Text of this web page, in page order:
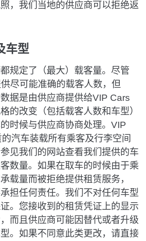
，我们当地的供应商可以拒绝返
车型
规定了（最大）载客量。尽管
尽可能准确的载客人数，但
据是由供应商提供给VIP Cars
的改变（包括载客人数和车型）
时候与供应商协商处理。VIP
汽车装载所有乘客及行李空间
见我们的网站查看我们提供的车
数量。如果在取车的时候由于乘
载量而被拒绝提供租赁服务，
担任何责任。我们不对任何车型
。您接收到的租赁凭证上的显示
而且供应商可能因替代或者升级
。如果不同意此类更改，请直接